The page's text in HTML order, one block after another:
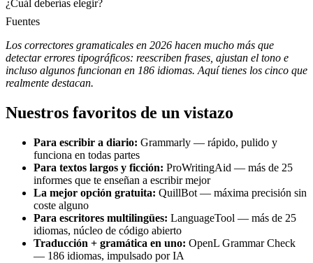
¿Cuál deberías elegir?
Fuentes
Los correctores gramaticales en 2026 hacen mucho más que
detectar errores tipográficos: reescriben frases, ajustan el tono e
incluso algunos funcionan en 186 idiomas. Aquí tienes los cinco que
realmente destacan.
Nuestros favoritos de un vistazo
Para escribir a diario: Grammarly — rápido, pulido y
funciona en todas partes
Para textos largos y ficción: ProWritingAid — más de 25
informes que te enseñan a escribir mejor
La mejor opción gratuita: QuillBot — máxima precisión sin
coste alguno
Para escritores multilingües: LanguageTool — más de 25
idiomas, núcleo de código abierto
Traducción + gramática en uno: OpenL Grammar Check
— 186 idiomas, impulsado por IA